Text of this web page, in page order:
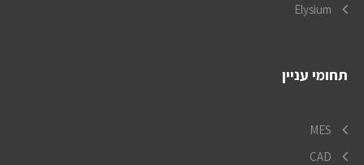
Elysium
תחומי עניין
MES
CAD